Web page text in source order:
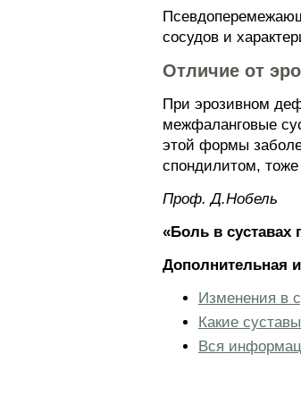
сосудов и
Отличие от
При эрозивном
межфаланговые
этой формы
спондилитом,
Проф. Д.Нобель
«Боль в суставах
Дополнительная
Изменения в
Какие
Вся